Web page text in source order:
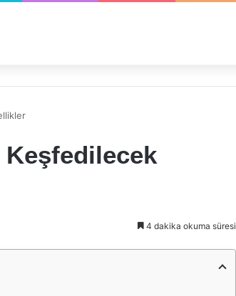
4 dakika okuma süresi